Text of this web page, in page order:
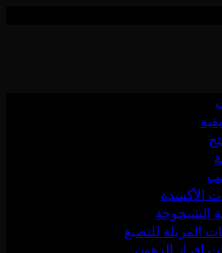
الأكسدة
الشيخوخة
المزيلة للتصبغ